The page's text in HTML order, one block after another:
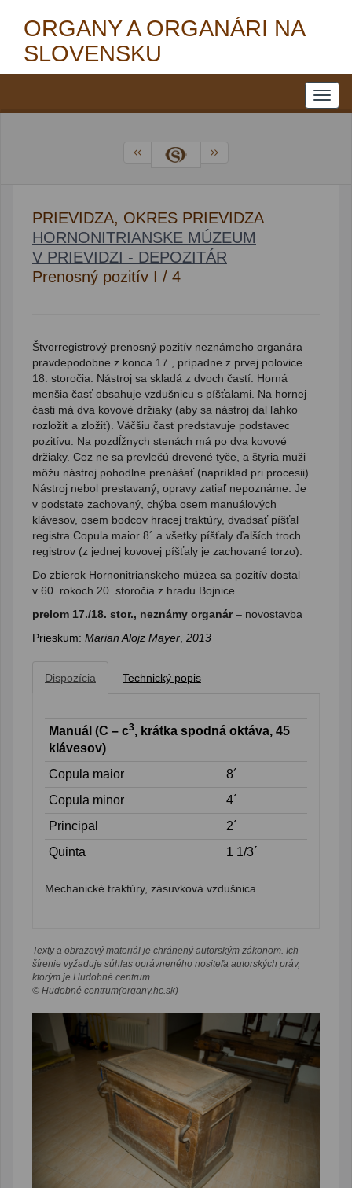
ORGANY A ORGANÁRI NA
SLOVENSKU
PRIEVIDZA, OKRES PRIEVIDZA
HORNONITRIANSKE MÚZEUM
V PRIEVIDZI - DEPOZITÁR
Prenosný pozitív I / 4
Štvorregistrový prenosný pozitív neznámeho organára
pravdepodobne z konca 17., prípadne z prvej polovice
18. storočia. Nástroj sa skladá z dvoch častí. Horná
menšia časť obsahuje vzdušnicu s píšťalami. Na hornej
časti má dva kovové držiaky (aby sa nástroj dal ľahko
rozložiť a zložiť). Väčšiu časť predstavuje podstavec
pozitívu. Na pozdĺžnych stenách má po dva kovové
držiaky. Cez ne sa prevlečú drevené tyče, a štyria muži
môžu nástroj pohodlne prenášať (napríklad pri procesii).
Nástroj nebol prestavaný, opravy zatiaľ nepoznáme. Je
v podstate zachovaný, chýba osem manuálových
klávesov, osem bodcov hracej traktúry, dvadsať píšťal
registra Copula maior 8´ a všetky píšťaly ďalších troch
registrov (z jednej kovovej píšťaly je zachované torzo).
Do zbierok Hornonitrianskeho múzea sa pozitív dostal
v 60. rokoch 20. storočia z hradu Bojnice.
prelom 17./18. stor., neznámy organár– novostavba
Prieskum: Marian Alojz Mayer 2013
Dispozícia Technický popis
Manuál (C – c3, krátka spodná oktáva, 45
klávesov)
Copula maior
8´
Copula minor
4´
Principal
2´
Quinta
1 1/3´
Mechanické traktúry, zásuvková vzdušnica.
Texty a obrazový materiál je chránený autorským zákonom. Ich
šírenie vyžaduje súhlas oprávneného nositeľa autorských práv,
ktorým je Hudobné centrum.
© Hudobné centrum(organy.hc.sk)